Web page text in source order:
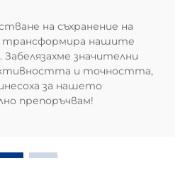
на съхранение на
трансформира нашите
значителни
и точността,
за нашето
препоръчвам!